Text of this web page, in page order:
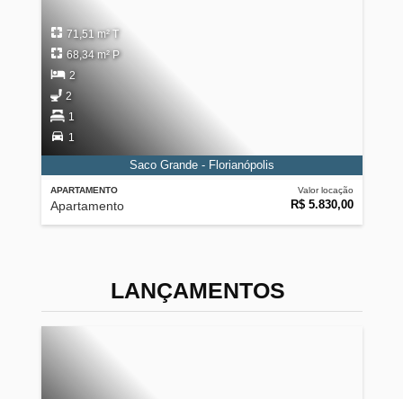
APARTAMENTO
Apartamento
Valor locação
R$ 5.830,00
71,51 m² T
68,34 m² P
2
2
1
1
Saco Grande - Florianópolis
LANÇAMENTOS